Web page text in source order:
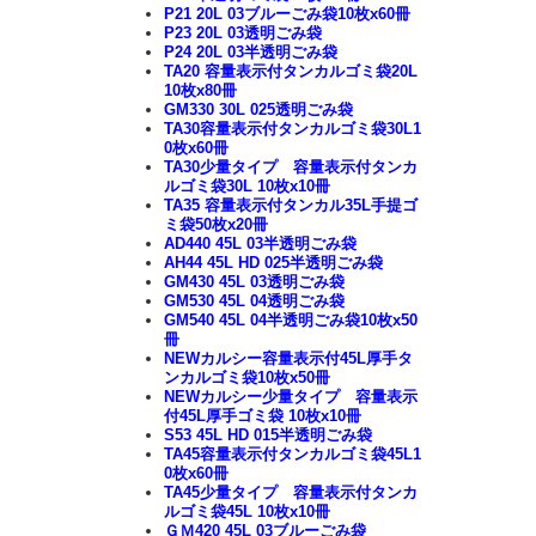
P21 20L 03ブルーごみ袋10枚x60冊
P23 20L 03透明ごみ袋
P24 20L 03半透明ごみ袋
TA20 容量表示付タンカルゴミ袋20L
10枚x80冊
GM330 30L 025透明ごみ袋
TA30容量表示付タンカルゴミ袋30L1
0枚x60冊
TA30少量タイプ 容量表示付タンカ
ルゴミ袋30L 10枚x10冊
TA35 容量表示付タンカル35L手提ゴ
ミ袋50枚x20冊
AD440 45L 03半透明ごみ袋
AH44 45L HD 025半透明ごみ袋
GM430 45L 03透明ごみ袋
GM530 45L 04透明ごみ袋
GM540 45L 04半透明ごみ袋10枚x50
冊
NEWカルシー容量表示付45L厚手タ
ンカルゴミ袋10枚x50冊
NEWカルシー少量タイプ 容量表示
付45L厚手ゴミ袋 10枚x10冊
S53 45L HD 015半透明ごみ袋
TA45容量表示付タンカルゴミ袋45L1
0枚x60冊
TA45少量タイプ 容量表示付タンカ
ルゴミ袋45L 10枚x10冊
ＧＭ420 45L 03ブルーごみ袋